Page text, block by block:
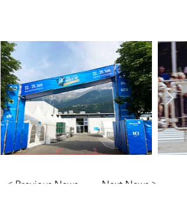
< Previous News Next News >